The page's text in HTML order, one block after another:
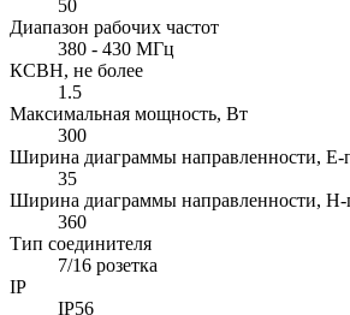
50
Диапазон рабочих частот
380 - 430 МГц
КСВН, не более
1.5
Максимальная мощность, Вт
300
Ширина диаграммы направленности, E-
35
Ширина диаграммы направленности, H-
360
Тип соединителя
7/16 розетка
IP
IP56